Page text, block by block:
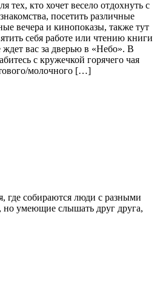
тех, кто хочет весело отдохнуть с
посетить различные
вечера и кинопоказы, также тут
себя работе или чтению книги
вас за дверью в «Небо». В
с кружечкой горячего чая
молочного […]
где собираются люди с разными
умеющие слышать друг друга,